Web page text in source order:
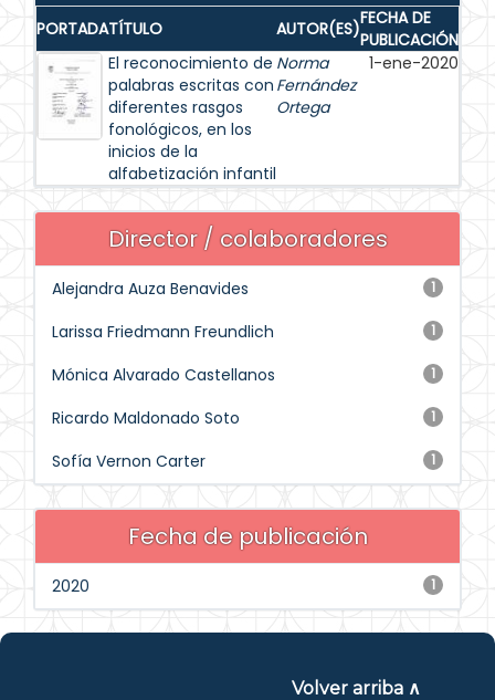
PORTADATÍTULO AUTOR(ES)FECHA DE
PUBLICACIÓN
El reconocimiento de
palabras escritas con
diferentes rasgos
fonológicos, en los
inicios de la
alfabetización infantil
Norma
Fernández
Ortega
1-ene-2020
Director / colaboradores
1
Alejandra Auza Benavides
1
Larissa Friedmann Freundlich
1
Mónica Alvarado Castellanos
1
Ricardo Maldonado Soto
1
Sofía Vernon Carter
Fecha de publicación
1
2020
Volver arriba ∧